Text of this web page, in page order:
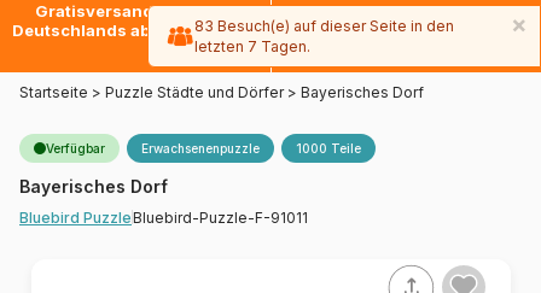
Gratisversand innerhalb
Deutschlands ab 49 € mit DPD
30 Tage später bezahlen
mit Paypal
Startseite > Puzzle Städte und Dörfer > Bayerisches Dorf
Verfügbar Erwachsenenpuzzle 1000 Teile
Bayerisches Dorf
Bluebird PuzzleBluebird-Puzzle-F-91011
×
83 Besuch(e) auf dieser Seite in den
letzten 7 Tagen.